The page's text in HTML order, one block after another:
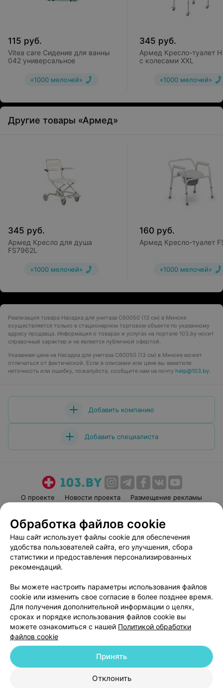
115 руб.
Vitea care Сидение для ванны
042 универсальное
«1000 мелочей»
345 руб.
Армед Кресло-туалет
с колесами XXL
«1000 мелочей»
Другие товары «Армед»
345 руб.
Армед Кресло для душа
FS7962L
«1000 мелочей»
160 руб.
Армед Кресло-туалет
«1000 мелочей»
Реализация товара Насадка для унитаза С60050 (13 см) в Минске
осуществляется только в стационарном торговом объекте по указанному
адресу продавца. Информация о товарах и услугах на портале 103.by носит
справочный характер и не является публичной офертой.
Указанная цена на Насадка для унитаза С60050 (13 см) в Минске может
отличаться от фактической. Если в описании или цене вы заметили
неточность или ошибку, пожалуйста, сообщите нам на почту help@103.by.
Добавить компанию
Добавить специалиста
О проекте Новости проекта
Размещение рекламы
Пользовательское соглашение
Способы оплаты
Вакансии
Партнеры
Написать руководителю 103.by
Обработка персональных данных
© 2026 ООО «Артокс Лаб», УНП 191700409
| 220012, Республика Беларусь,
г. Минск, улица Толбухина, 2, пом. 16 | help@103.by
Обработка файлов cookie
Наш сайт использует файлы cookie для обеспечения
удобства пользователей сайта, его улучшения, сбора
статистики и предоставления персонализированных
рекомендаций.
Вы можете настроить параметры использования файлов
cookie или изменить свое согласие в более позднее время.
Для получения дополнительной информации о целях,
сроках и порядке использования файлов cookie вы
можете ознакомиться с нашей Политикой обработки
файлов cookie
Отклонить
Принять